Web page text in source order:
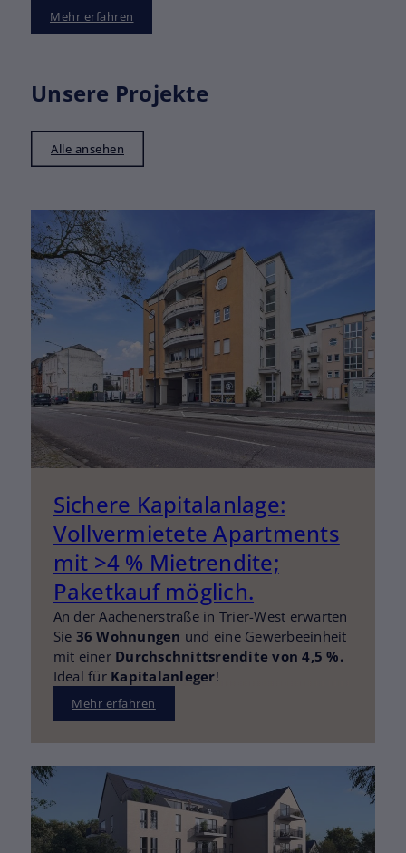
Mehr erfahren
Unsere Projekte
Alle ansehen
Sichere Kapitalanlage:
Vollvermietete Apartments
mit >4 % Mietrendite;
Paketkauf möglich.
An der Aachenerstraße in Trier-West erwarten
Sie 36 Wohnungen und eine Gewerbeeinheit
mit einer Durchschnittsrendite von 4,5 %.
Ideal für Kapitalanleger!
Mehr erfahren